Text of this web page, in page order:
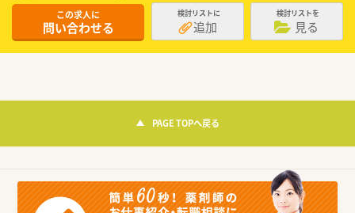
この求人に
問い合わせる
検討リストに
追加
検討リストを
見る
PAGE TOPへ戻る